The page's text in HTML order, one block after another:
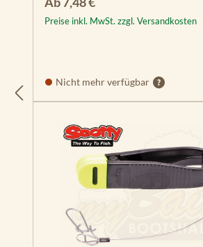
Preise inkl. MwSt. zzgl. Versandkosten
Nicht mehr verfügbar